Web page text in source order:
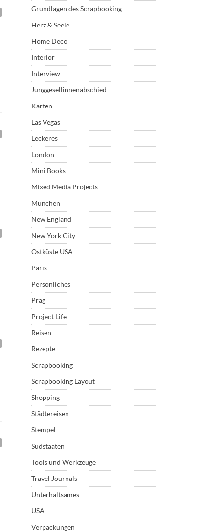
Grundlagen des Scrapbooking
Herz & Seele
Home Deco
Interior
Interview
Junggesellinnenabschied
Karten
Las Vegas
Leckeres
London
Mini Books
Mixed Media Projects
München
New England
New York City
Ostküste USA
Paris
Persönliches
Prag
Project Life
Reisen
Rezepte
Scrapbooking
Scrapbooking Layout
Shopping
Städtereisen
Stempel
Südstaaten
Tools und Werkzeuge
Travel Journals
Unterhaltsames
USA
Verpackungen